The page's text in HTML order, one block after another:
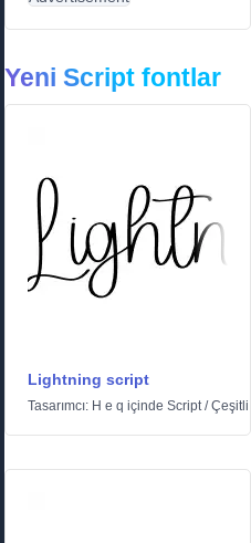
Yeni Script fontlar
Lightning script
Tasarımcı: H e q içinde Script/Çeşitli